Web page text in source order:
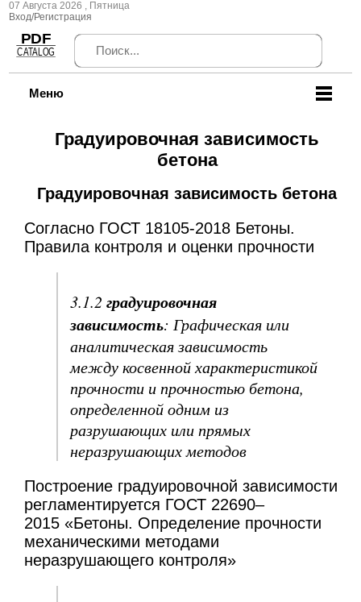
07 Августа 2026 , Пятница
Вход/Регистрация
Меню
Градуировочная зависимость
бетона
Градуировочная зависимость бетона
Согласно ГОСТ 18105-2018 Бетоны.
Правила контроля и оценки прочности
3.1.2 градуировочная
зависимость: Графическая или
аналитическая зависимость
между косвенной характеристикой
прочности и прочностью бетона,
определенной одним из
разрушающих или прямых
неразрушающих методов
Построение градуировочной зависимости
регламентируется ГОСТ 22690–
2015 «Бетоны. Определение прочности
механическими методами
неразрушающего контроля»